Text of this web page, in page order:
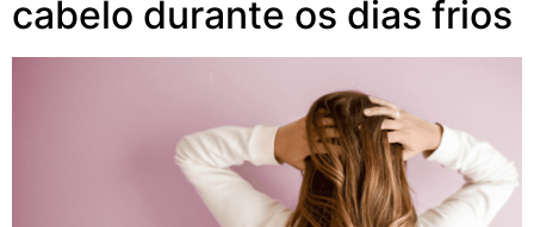
cabelo durante os dias frios